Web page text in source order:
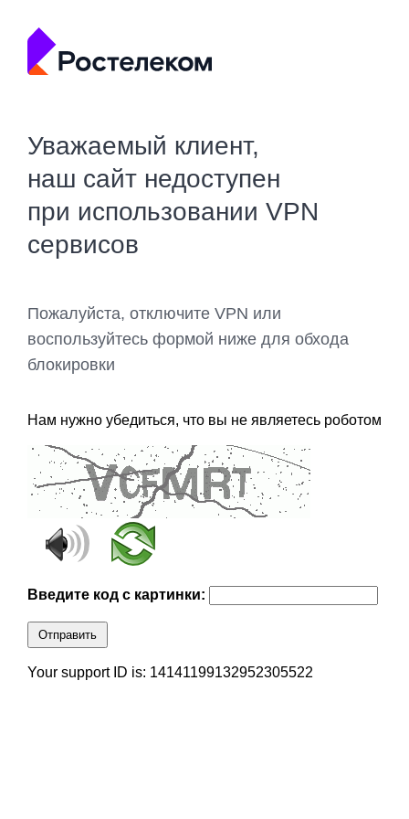
Уважаемый клиент,
наш сайт недоступен
при использовании VPN
сервисов
Пожалуйста, отключите VPN или
воспользуйтесь формой ниже для обхода
блокировки
Нам нужно убедиться, что вы не являетесь роботом
Введите код с картинки:
Отправить
Your support ID is: 14141199132952305522